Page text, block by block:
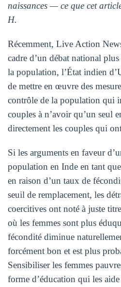
naissances — ce que cet
H.
Récemment, Live Action
cadre d’un débat national
la population, l’État indien
de mettre en œuvre des
contrôle de la population qui
couples à n’avoir qu’un seul
directement les couples qui
Si les arguments en faveur
population en Inde en tant
en raison d’un taux de
seuil de remplacement, les
coercitives ont noté à juste
où les femmes sont plus
fécondité diminue
forcément bon et est plus
Sensibiliser les femmes
forme d’éducation qui les